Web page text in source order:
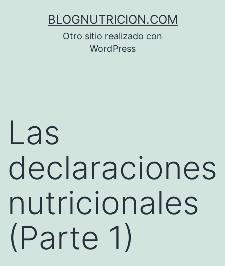
BLOGNUTRICION.COM
Otro sitio realizado con
WordPress
Las
declaraciones
nutricionales
(Parte 1)